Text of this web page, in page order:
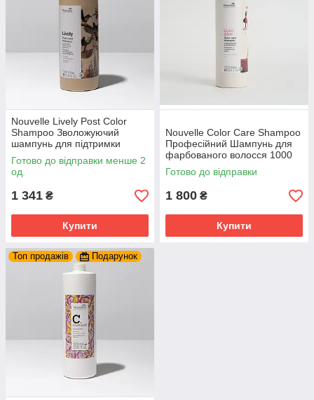
Nouvelle Lively Post Color
Shampoo Зволожуючий
шампунь для підтримки
кольору 1000 мл.
Готово до відправки менше 2
од.
1 341 ₴
Купити
Nouvelle Color Care Shampoo
Професійний Шампунь для
фарбованого волосся 1000
мл.
Готово до відправки
1 800 ₴
Купити
Топ продажів Подарунок